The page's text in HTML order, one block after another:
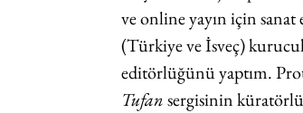
ve online yayın için
(Türkiye ve İsveç)
editörlüğünü yaptım.
Tufan sergisinin